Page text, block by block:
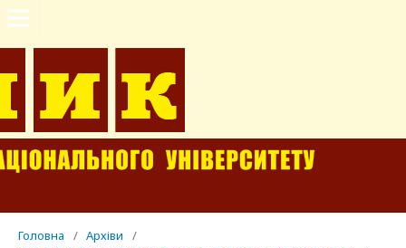
Головна / Архіви
/